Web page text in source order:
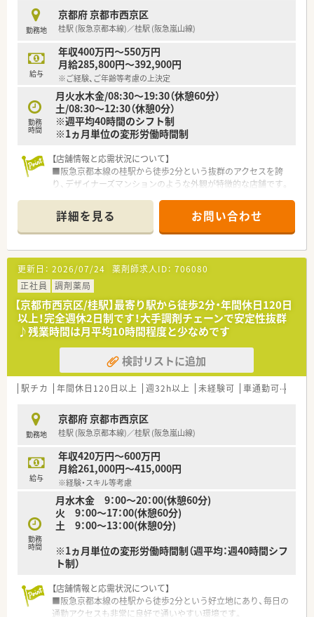
切にしたい方に最適です。
■安定した経営基盤のもと、地域に根差してじっくりと患者様と
向き合いたい方にぴったりです。
【やりがい/おすすめポイント】
■創業当時からの社員も多数在籍しており、定着率が非常に高い
ことが魅力です。
■残業月平均5時間、年間休日121日と、理想的なワークライフバ
ランスを実現できます。
■多様なキャリアパスが用意されており、長期的な視点で自身の
成長を描ける環境です。
勤務地
京都府 京都市西京区
桂駅 (阪急京都本線)／桂駅 (阪急嵐山線)
給与
年収400万円～550万円
月給285,800円～392,900円
※ご経験、ご年齢等考慮の上決定
勤務
時間
月火水木金/08:30〜19:30（休憩60分）
土/08:30～12:30（休憩0分）
※週平均40時間のシフト制
※1ヵ月単位の変形労働時間制
【店舗情報と応需状況について】
■阪急京都本線の桂駅から徒歩2分という抜群のアクセスを誇
り、デザイナーズマンションのような外観が特徴的な店舗です。
生活習慣病やホルモン剤など幅広い処方に触れられます。
■常勤2名とパート3名が在籍し、1日あたり60枚から80枚の処
方箋を常時2名から3名の体制で丁寧に対応しています。
【法人特徴について】
■創業12年でグループ100店舗を達成した急成長企業であり、笑
顔創造カンパニーとして薬剤師を大切にする社風が魅力です。
■自社で介護施設や訪問看護を運営しており、薬局を核とした地
域包括ケアシステムを多角的にサポートできるのが強みです。
■2019年には教育研修部を設立しており、専門知識の習得だけ
でなく事務スタッフへの教育にも注力している先進的な法人で
す。
【勤務実態について】
■年間休日は125日と非常に多く、完全週休2日制を採用してい
■有給休暇の消化率は80％を超えており、計画付与ではないた
め個人の使いたいタイミングで自由に取得できる環境です。
■シフト調整は店舗内で行っており、互いに協力し合う風土が根
付いているため、お休みの相談もしやすく融通が利きます。
【職場環境と雰囲気】
■20代から70代まで幅広い年代のスタッフが在籍しており、互
いにフランクに話し合える風通しの良いアットホームな空間で
す。
■代表との距離が非常に近く現場の声が届きやすいため、新しい
す。
■店舗内は大変清潔感があり、2階には広々とした休憩室も完備
詳細を見る お問い合わせ
更新日： 2026/07/24 薬剤師求人ID： 706080
正社員
調剤薬局
【京都市西京区/桂駅】最寄り駅から徒歩2分・年間休日120日
以上！完全週休2日制です！大手調剤チェーンで安定性抜群
♪残業時間は月平均10時間程度と少なめです
検討リストに追加
駅チカ 年間休日120日以上 週32h以上 未経験可 車通勤可
勤務地
京都府 京都市西京区
桂駅 (阪急京都本線)／桂駅 (阪急嵐山線)
給与
年収420万円～600万円
月給261,000円～415,000円
※経験・スキル等考慮
勤務
時間
月水木金 9：00～20：00(休憩60分)
火 9：00～17：00(休憩60分)
土 9：00～13：00(休憩0分)
※1ヵ月単位の変形労働時間制（週平均：週40時間シフ
ト制）
【店舗情報と応需状況について】
■阪急京都本線の桂駅から徒歩2分という好立地にあり、毎日の
通勤アクセスも非常に良好で通いやすい環境です。